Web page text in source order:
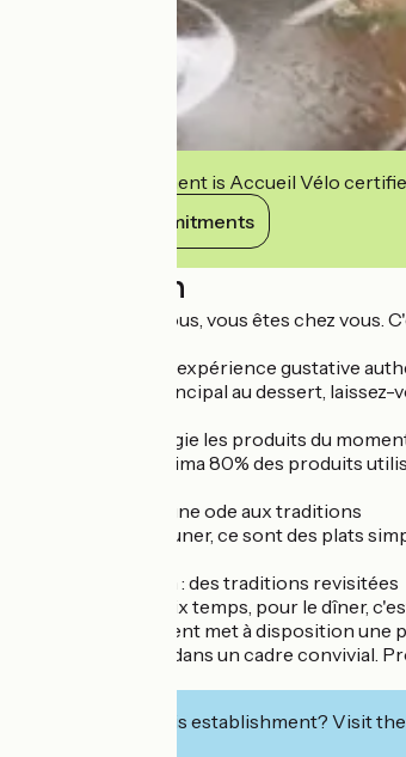
This establishment is Accueil Vélo
View its commitments
Description
Vous êtes chez nous, vous êtes chez
Plongez dans une expérience gustative
saison. Du plat principal au dessert,
Notre chef privilégie les produits du
assurons qu'à minima 80% des produits
Menu Déjeuner : une ode aux traditions
Servi pour le déjeuner, ce sont des plats
Menu dégustation : des traditions revisitées
En trois, cinq ou six temps, pour le dîner,
Notre établissement met à disposition
professionnelles dans un cadre convivial.
Interested in this establishment? Visit